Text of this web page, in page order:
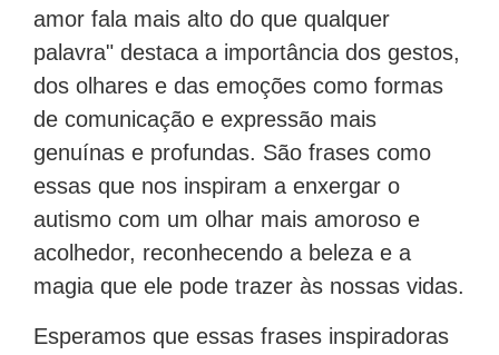
amor fala mais alto do que qualquer
palavra" destaca a importância dos gestos,
dos olhares e das emoções como formas
de comunicação e expressão mais
genuínas e profundas. São frases como
essas que nos inspiram a enxergar o
autismo com um olhar mais amoroso e
acolhedor, reconhecendo a beleza e a
magia que ele pode trazer às nossas vidas.
Esperamos que essas frases inspiradoras